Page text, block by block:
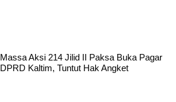
Massa Aksi 214 Jilid II Paksa Buka Pagar
DPRD Kaltim, Tuntut Hak Angket